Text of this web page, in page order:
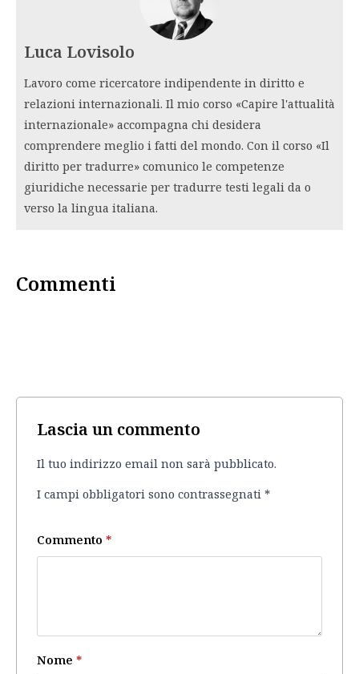
Luca Lovisolo
Lavoro come ricercatore indipendente in diritto e
relazioni internazionali. Il mio corso «Capire l'attualità
internazionale» accompagna chi desidera
comprendere meglio i fatti del mondo. Con il corso «Il
diritto per tradurre» comunico le competenze
giuridiche necessarie per tradurre testi legali da o
verso la lingua italiana.
Commenti
Lascia un commento
Il tuo indirizzo email non sarà pubblicato.
I campi obbligatori sono contrassegnati *
Commento *
Nome *